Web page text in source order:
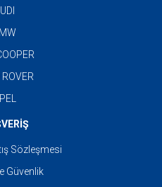
ROVER
Sözleşmesi
Güvenlik